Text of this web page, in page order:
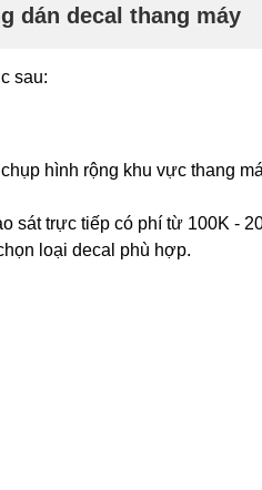
dán decal thang máy
sau:
hình rộng khu vực thang
sát trực tiếp có phí từ 100K -
loại decal phù hợp.